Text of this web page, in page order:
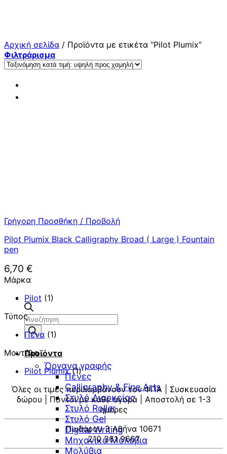
Αναζήτηση
προϊόντων
Προϊόντα
Όργανα γραφής
Πένες
Calligraphy & Fine Arts
Στυλό Διαρκείας
Στυλό Roller
Στυλό Gel
Digital Writing
Μηχανικά Μολύβια
Μολύβια
Αρχική σελίδα / Προϊόντα με ετικέτα “Pilot Plumix”
Φιλτράρισμα
Γρήγορη Προσθήκη / Προβολή
Pilot Plumix Black Calligraphy Broad ( Large ) Fountain
pen
6,70 €
Μάρκα
Pilot (1)
Τύπος
Πένα (1)
Μοντέλο
Pilot Plumix (1)
Όλες οι τιμές περιλαμβάνουν τον ΦΠΑ | Συσκευασία
δώρου | Πόντοι με κάθε αγορά | Αποστολή σε 1-3
ημέρες
Πινδάρου 3 Αθήνα 10671
210 361 9667